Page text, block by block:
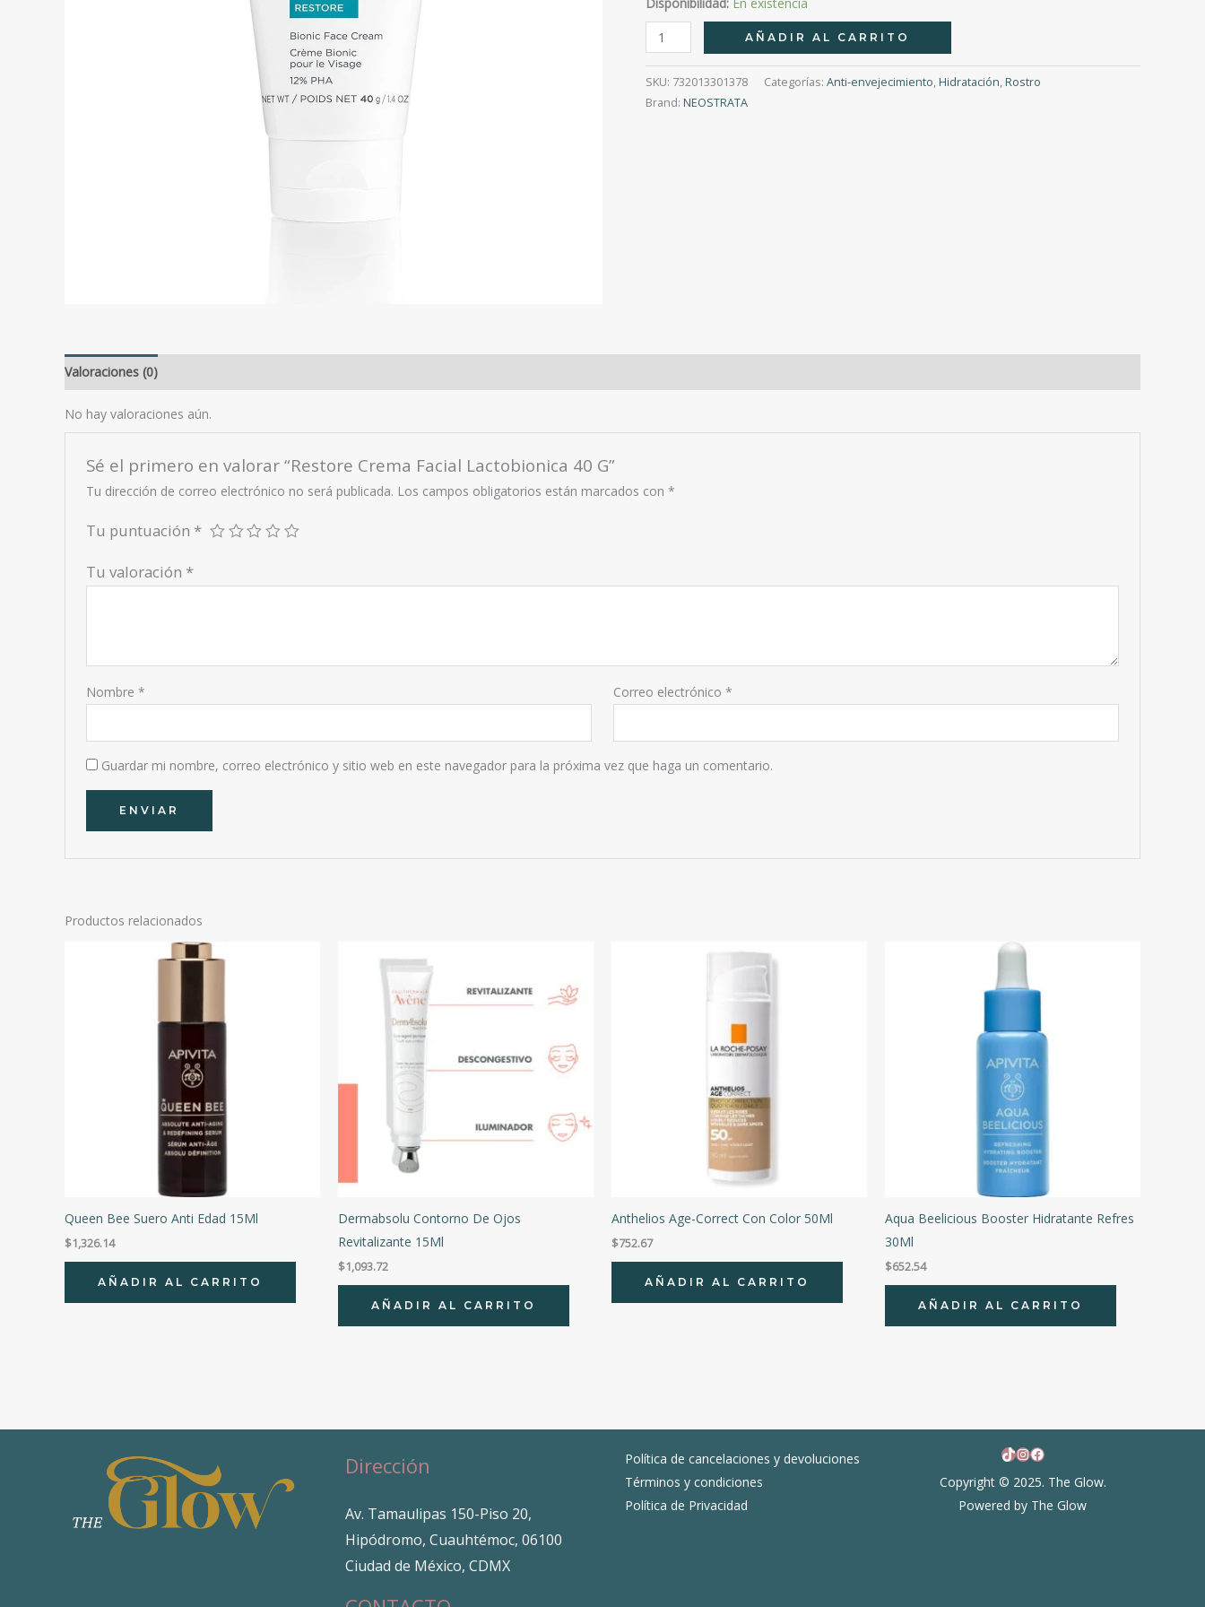
Restore
Crema
Facial
Lactobionica
AÑADIR AL CARRITO
SKU: 732013301378 Categorías: Anti-envejecimiento,Hidratación,Rostro
Brand: NEOSTRATA
Valoraciones (0)
No hay valoraciones aún.
Sé el primero en valorar “Restore Crema Facial Lactobionica 40 G”
Tu dirección de correo electrónico no será publicada. Los campos obligatorios están marcados con*
Tu puntuación *
Tu valoración *
Nombre* Correo electrónico *
Guardar mi nombre, correo electrónico y sitio web en este navegador para la próxima vez que haga un comentario.
Productos relacionados
Queen Bee Suero Anti Edad 15Ml
$1,326.14
AÑADIR AL CARRITO
Dermabsolu Contorno De Ojos
Revitalizante 15Ml
$1,093.72
AÑADIR AL CARRITO
Anthelios Age-Correct Con Color 50Ml
$752.67
AÑADIR AL CARRITO
Aqua Beelicious Booster Hidratante Refres
30Ml
$652.54
AÑADIR AL CARRITO
Dirección
Av. Tamaulipas 150-Piso 20,
Hipódromo, Cuauhtémoc, 06100
Ciudad de México, CDMX
Política de cancelaciones y devoluciones
Términos y condiciones
Política de Privacidad
TikTok
Instagram
Facebook
Copyright © 2025. The Glow.
Powered by The Glow